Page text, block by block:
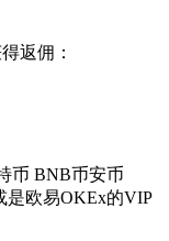
返佣：
币 BNB币安币
是欧易OKEx的VIP